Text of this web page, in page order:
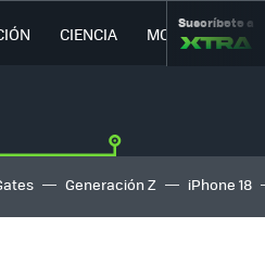
CIENCIA MOVILIDAD
Suscríbete a
Generación Z iPhone 18